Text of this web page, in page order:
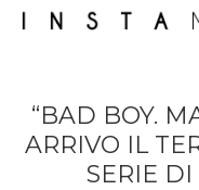
“BAD BOY.
ARRIVO IL
SERIE